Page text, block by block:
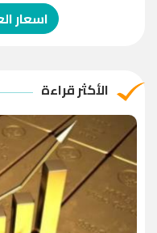
الدولار الإسترالي
الريال القطري
الدينار الأردني
اسعار
الأكثر قراءة